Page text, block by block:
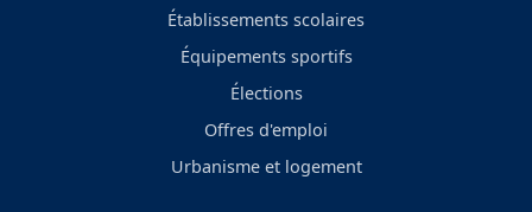
Établissements scolaires
Équipements sportifs
Élections
Offres d'emploi
Urbanisme et logement